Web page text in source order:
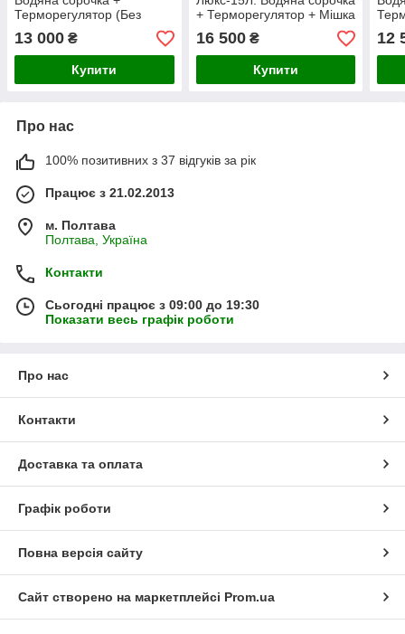
Терморегулятор (Без
Мішалки)
13 000 ₴
Купити
+ Терморегулятор + Мішка
автомат + Регулювання
швидкості + Реверс
16 500₴
Купити
12
Про нас
100% позитивних з 37 відгуків за рік
Працює з 21.02.2013
м. Полтава
Полтава, Україна
Контакти
Сьогодні працює з 09:00 до 19:30
Показати весь графік роботи
Про нас
Контакти
Доставка та оплата
Графік роботи
Повна версія сайту
Сайт створено на маркетплейсі Prom.ua